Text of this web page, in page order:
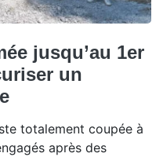
jusqu’au 1er
un
totalement coupée à
après des